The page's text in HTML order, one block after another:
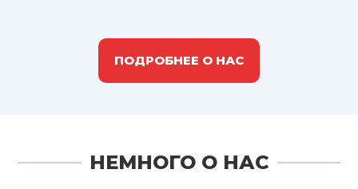
ПОДРОБНЕЕ О НАС
НЕМНОГО О НАС